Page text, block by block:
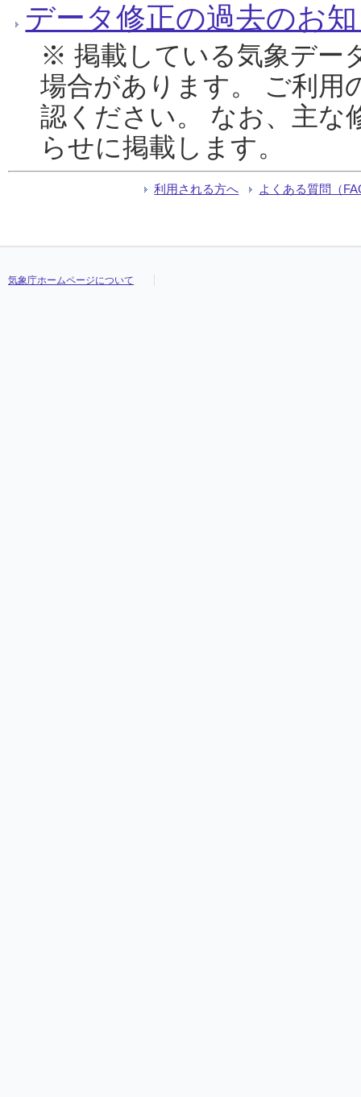
データ修正の過去のお
※ 掲載している気象デー
場合があります。 ご利用
認ください。 なお、主な
らせに掲載します。
利用される方へ よくある質問（
気象庁ホームページについて